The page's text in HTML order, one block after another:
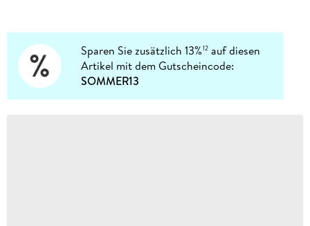
Sparen Sie zusätzlich 13%12 auf diesen
Artikel mit dem Gutscheincode:
SOMMER13